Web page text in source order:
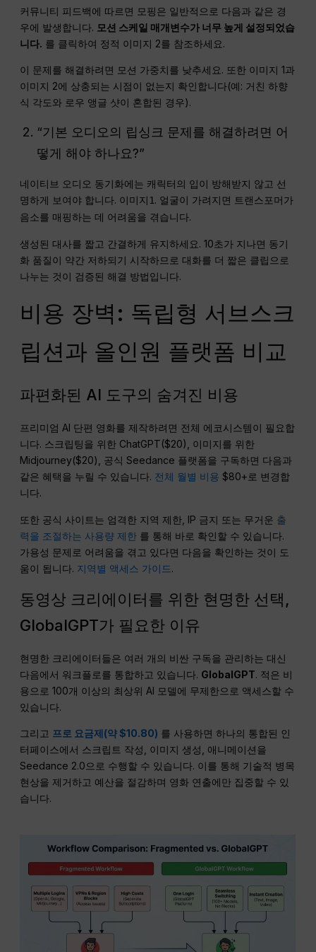
커뮤니티 피드백에 따르면 모핑은 일반적으로 다음과 같은 경
우에 발생합니다. 모션 스케일 매개변수가 너무 높게 설정되었습
니다. 를 클릭하여 정적 이미지 2를 참조하세요.
이 문제를 해결하려면 모션 가중치를 낮추세요. 또한 이미지 1과
이미지 2에 상충되는 시점이 없는지 확인합니다(예: 거친 하향
식 각도와 로우 앵글 샷이 혼합된 경우).
“기본 오디오의 립싱크 문제를 해결하려면 어
떻게 해야 하나요?”
네이티브 오디오 동기화에는 캐릭터의 입이 방해받지 않고 선
명하게 보여야 합니다. 이미지1. 얼굴이 가려지면 트랜스포머가
음소를 매핑하는 데 어려움을 겪습니다.
생성된 대사를 짧고 간결하게 유지하세요. 10초가 지나면 동기
화 품질이 약간 저하되기 시작하므로 대화를 더 짧은 클립으로
나누는 것이 검증된 해결 방법입니다.
비용 장벽: 독립형 서브스크
립션과 올인원 플랫폼 비교
파편화된 AI 도구의 숨겨진 비용
프리미엄 AI 단편 영화를 제작하려면 전체 에코시스템이 필요합
니다. 스크립팅을 위한 ChatGPT($20), 이미지를 위한
Midjourney($20), 공식 Seedance 플랫폼을 구독하면 다음과
같은 혜택을 누릴 수 있습니다. 전체 월별 비용 $80+로 변경합
니다.
또한 공식 사이트는 엄격한 지역 제한, IP 금지 또는 무거운 출
력을 조절하는 사용량 제한 를 통해 바로 확인할 수 있습니다.
가용성 문제로 어려움을 겪고 있다면 다음을 확인하는 것이 도
움이 됩니다. 지역별 액세스 가이드.
동영상 크리에이터를 위한 현명한 선택,
GlobalGPT가 필요한 이유
현명한 크리에이터들은 여러 개의 비싼 구독을 관리하는 대신
다음에서 워크플로를 통합하고 있습니다. GlobalGPT. 적은 비
용으로 100개 이상의 최상위 AI 모델에 무제한으로 액세스할 수
있습니다.
그리고 프로 요금제(약 $10.80) 를 사용하면 하나의 통합된 인
터페이스에서 스크립트 작성, 이미지 생성, 애니메이션을
Seedance 2.0으로 수행할 수 있습니다. 이를 통해 기술적 병목
현상을 제거하고 예산을 절감하며 영화 연출에만 집중할 수 있
습니다.